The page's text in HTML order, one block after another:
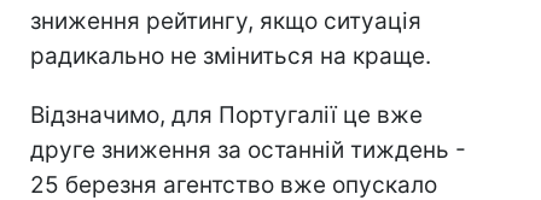
зниження рейтингу, якщо ситуація
радикально не зміниться на краще.
Відзначимо, для Португалії це вже
друге зниження за останній тиждень -
25 березня агентство вже опускало